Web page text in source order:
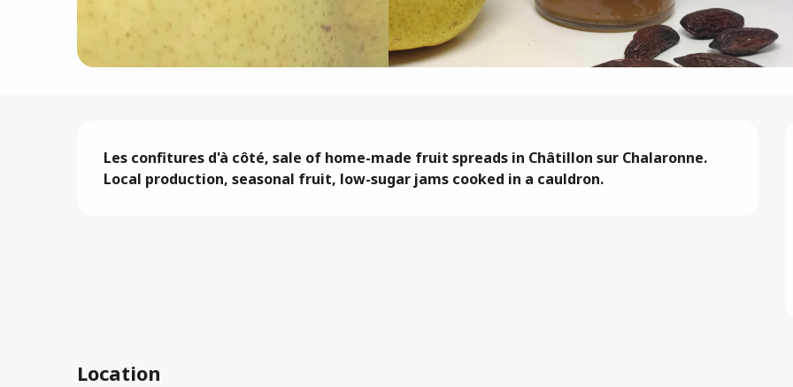
Description
Les confitures d'à côté, sale of home-made fruit spreads in Châtillon sur Chalaronne.
Local production, seasonal fruit, low-sugar jams cooked in a cauldron.
Location